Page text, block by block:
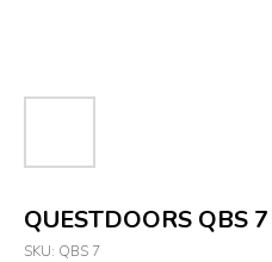
QUESTDOORS QBS 7
SKU: QBS 7